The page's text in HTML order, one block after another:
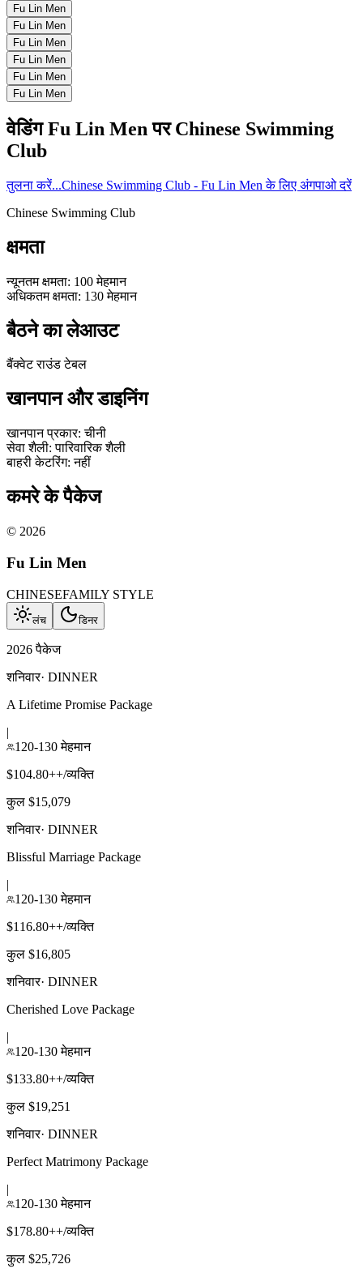
Fu Lin Men
Fu Lin Men
Fu Lin Men
Fu Lin Men
Fu Lin Men
Fu Lin Men
वेडिंग Fu Lin Men पर Chinese Swimming
Club
तुलना करें...Chinese Swimming Club - Fu Lin Men के लिए अंगपाओ दरें
Chinese Swimming Club
क्षमता
न्यूनतम क्षमता: 100 मेहमान
अधिकतम क्षमता: 130 मेहमान
बैठने का लेआउट
बैंक्वेट राउंड टेबल
खानपान और डाइनिंग
खानपान प्रकार: चीनी
सेवा शैली: पारिवारिक शैली
बाहरी केटरिंग: नहीं
कमरे के पैकेज
© 2026
Fu Lin Men
CHINESEFAMILY STYLE
लंच डिनर
2026 पैकेज
शनिवार· DINNER
A Lifetime Promise Package
|
120-130 मेहमान
$104.80++/व्यक्ति
कुल $15,079
शनिवार· DINNER
Blissful Marriage Package
|
120-130 मेहमान
$116.80++/व्यक्ति
कुल $16,805
शनिवार· DINNER
Cherished Love Package
|
120-130 मेहमान
$133.80++/व्यक्ति
कुल $19,251
शनिवार· DINNER
Perfect Matrimony Package
|
120-130 मेहमान
$178.80++/व्यक्ति
कुल $25,726